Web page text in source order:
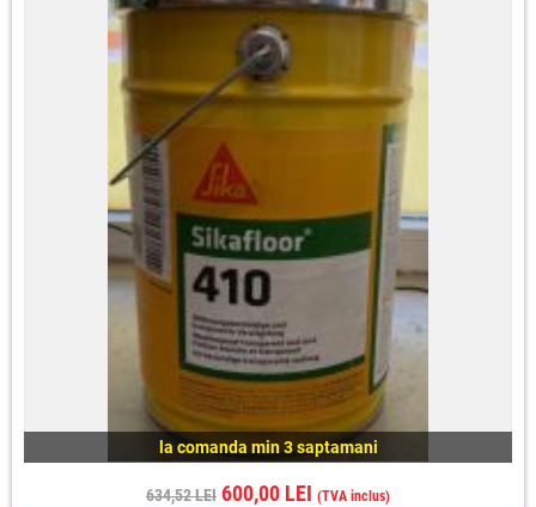
la comanda min 3 saptamani
634,52 LEI 600,00 LEI (TVA inclus)